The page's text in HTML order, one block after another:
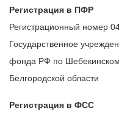
Регистрация в ПФР
Регистрационный номер
Государственное
фонда РФ по
Белгородской области
Регистрация в ФСС